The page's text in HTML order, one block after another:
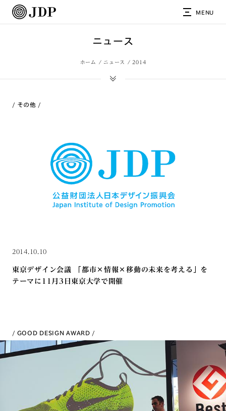
MENU
ニュース
ホーム ニュース 2014
その他
2014.10.10
東京デザイン会議 「都市×情報×移動の未来を考える」を
テーマに11月3日東京大学で開催
GOOD DESIGN AWARD